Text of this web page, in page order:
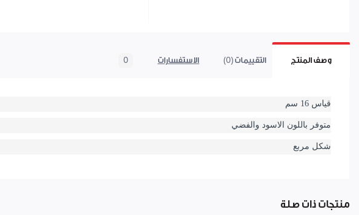
وصف المنتج التقييمات (0) الاستفسارات 0
قياس 16 سم
متوفر باللون الاسود والفضي
شكل مربع
منتجات ذات صلة